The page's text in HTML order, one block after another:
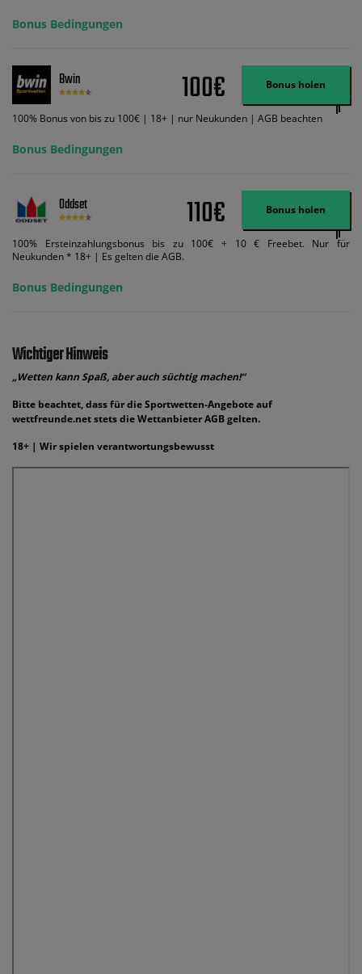
ein und wir geben Ihnen die entsprechende qualifizierende Einzahlung in
Wett-Credits, wenn Sie qualifizierende Wetten im gleichen Wert platzieren
Wett-Credits aus. Es gelten die AGB, Zeitlimits und Ausnahmen. Der Bonus-
Code VIPANGEBOT kann während der Anmeldung benutzt werden, jedoch
ändert dies den Angebotsbetrag in keinster Weise.
Bonus Bedingungen
Bwin 100€ Bonus holen
100% Bonus von bis zu 100€ | 18+ | nur Neukunden | AGB beachten
Bonus Bedingungen
Oddset 110€ Bonus holen
100% Ersteinzahlungsbonus bis zu 100€ + 10 € Freebet. Nur für
Neukunden * 18+ | Es gelten die AGB.
Bonus Bedingungen
Wichtiger Hinweis
„Wetten kann Spaß, aber auch süchtig machen!“
Bitte beachtet, dass für die Sportwetten-Angebote auf
wettfreunde.net stets die Wettanbieter AGB gelten.
18+ | Wir spielen verantwortungsbewusst